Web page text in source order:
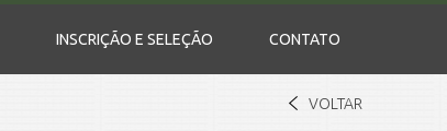
INSCRIÇÃO E SELEÇÃO CONTATO
VOLTAR